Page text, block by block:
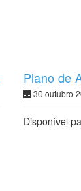
Plano de
30 outubro
Disponível